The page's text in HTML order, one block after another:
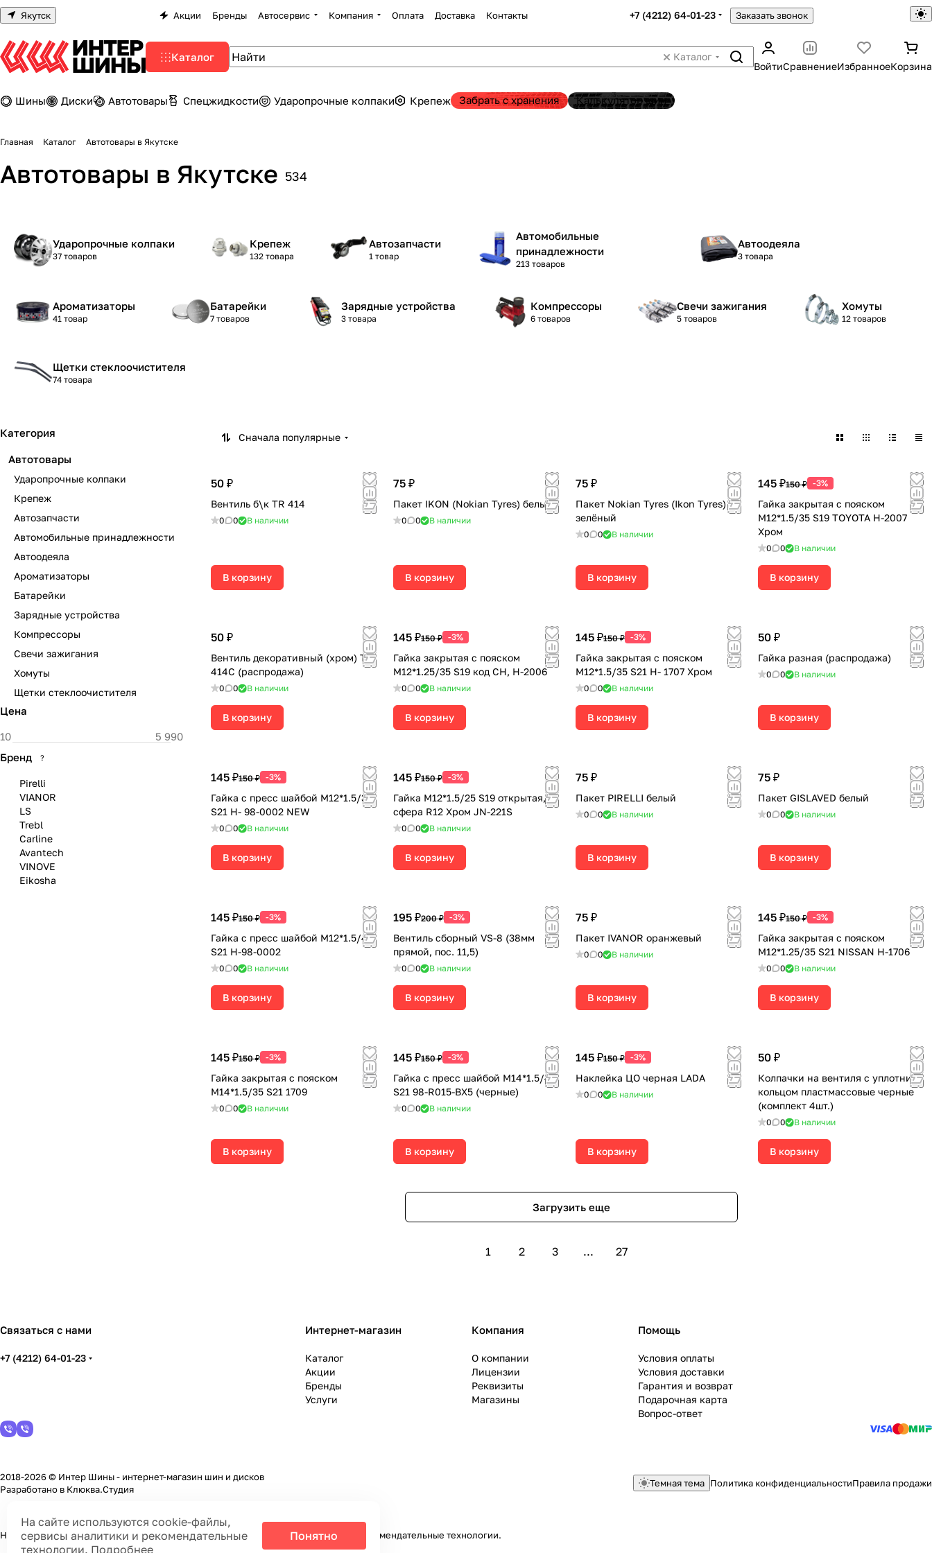
Якутск Акции Бренды Автосервис Компания Оплата Доставка Контакты +7 (4212) 64-01-23 Заказать звонок
Каталог
Каталог
ВойтиСравнениеИзбранноеКорзина
Шины Диски Автотовары Спецжидкости Ударопрочные колпаки Крепеж Забрать с хранения Калькулятор шин
Главная Каталог Автотовары в Якутске
Автотовары в Якутске 534
Ударопрочные колпаки
37 товаров
Крепеж
132 товара
Автозапчасти
1 товар
Автомобильные
принадлежности
213 товаров
Автоодеяла
3 товара
Ароматизаторы
41 товар
Батарейки
7 товаров
Зарядные устройства
3 товара
Компрессоры
6 товаров
Свечи зажигания
5 товаров
Хомуты
12 товаров
Щетки стеклоочистителя
74 товара
Сначала популярные
50 ₽
Вентиль б\к TR 414
0 0 В наличии
В корзину
75 ₽
Пакет IKON (Nokian Tyres) белый
0 0 В наличии
В корзину
75 ₽
Пакет Nokian Tyres (Ikon Tyres)
зелёный
0 0 В наличии
В корзину
145 ₽150 ₽ -3%
Гайка закрытая с пояском
М12*1.5/35 S19 TOYOTA H-2007
Хром
0 0 В наличии
В корзину
50 ₽
Вентиль декоративный (хром) TR
414С (распродажа)
0 0 В наличии
В корзину
145 ₽150 ₽ -3%
Гайка закрытая с пояском
М12*1.25/35 S19 код CH, H-2006
0 0 В наличии
В корзину
145 ₽150 ₽ -3%
Гайка закрытая с пояском
М12*1.5/35 S21 H- 1707 Хром
0 0 В наличии
В корзину
50 ₽
Гайка разная (распродажа)
0 0 В наличии
В корзину
145 ₽150 ₽ -3%
Гайка с пресс шайбой М12*1.5/37
S21 H- 98-0002 NEW
0 0 В наличии
В корзину
145 ₽150 ₽ -3%
Гайка М12*1.5/25 S19 открытая,
сфера R12 Хром JN-221S
0 0 В наличии
В корзину
75 ₽
Пакет PIRELLI белый
0 0 В наличии
В корзину
75 ₽
Пакет GISLAVED белый
0 0 В наличии
В корзину
145 ₽150 ₽ -3%
Гайка с пресс шайбой М12*1.5/47
S21 H-98-0002
0 0 В наличии
В корзину
195 ₽200 ₽ -3%
Вентиль сборный VS-8 (38мм
прямой, пос. 11,5)
0 0 В наличии
В корзину
75 ₽
Пакет IVANOR оранжевый
0 0 В наличии
В корзину
145 ₽150 ₽ -3%
Гайка закрытая с пояском
М12*1.25/35 S21 NISSAN H-1706
0 0 В наличии
В корзину
145 ₽150 ₽ -3%
Гайка закрытая с пояском
М14*1.5/35 S21 1709
0 0 В наличии
В корзину
145 ₽150 ₽ -3%
Гайка с пресс шайбой М14*1.5/47
S21 98-R015-BX5 (черные)
0 0 В наличии
В корзину
145 ₽150 ₽ -3%
Наклейка ЦО черная LADA
0 0 В наличии
В корзину
50 ₽
Колпачки на вентиля с уплотнит.
кольцом пластмассовые черные
(комплект 4шт.)
0 0 В наличии
В корзину
Загрузить еще
1 2 3 ... 27
Категория
Автотовары
Ударопрочные колпаки
Крепеж
Автозапчасти
Автомобильные принадлежности
Автоодеяла
Ароматизаторы
Батарейки
Зарядные устройства
Компрессоры
Свечи зажигания
Хомуты
Щетки стеклоочистителя
Цена
Бренд ?
Pirelli
VIANOR
LS
Trebl
Carline
Avantech
VINOVE
Eikosha
Связаться с нами
+7 (4212) 64-01-23
Интернет-магазин
Каталог
Акции
Бренды
Услуги
Компания
О компании
Лицензии
Реквизиты
Магазины
Помощь
Условия оплаты
Условия доставки
Гарантия и возврат
Подарочная карта
Вопрос-ответ
2018-2026 © Интер Шины - интернет-магазин шин и дисков
Разработано в Клюква.Студия
Темная тема Политика конфиденциальностиПравила продажи
На информационном ресурсе применяютсяcookie-файлы, сервисы аналитики и рекомендательные технологии.
На сайте используются cookie-файлы,
сервисы аналитики и рекомендательные
технологии. Подробнее
Понятно